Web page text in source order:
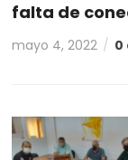
falta de
mayo 4, 2022 0